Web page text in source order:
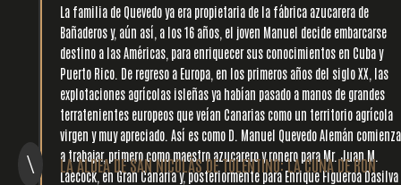
La familia de Quevedo ya era propietaria de la fábrica azucarera de
Bañaderos y, aún así, a los 16 años, el joven Manuel decide embarcarse
destino a las Américas, para enriquecer sus conocimientos en Cuba y
Puerto Rico. De regreso a Europa, en los primeros años del siglo XX, las
explotaciones agrícolas isleñas ya habían pasado a manos de grandes
terratenientes europeos que veían Canarias como un territorio agrícola
virgen y muy apreciado. Así es como D. Manuel Quevedo Alemán comienza
a trabajar, primero como maestro azucarero y ronero para Mr. Juan M.
Laecock, en Gran Canaria y, posteriormente para Enrique Figueroa Dasilva
\ LA ALDEA DE SAN NICOLÁS DE TOLENTINO: LA CUNA DE RON